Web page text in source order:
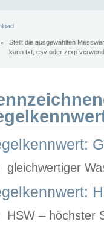
Stellt die ausgewählten
kann txt, csv oder zrxp
gleichwertiger
HSW – höchster